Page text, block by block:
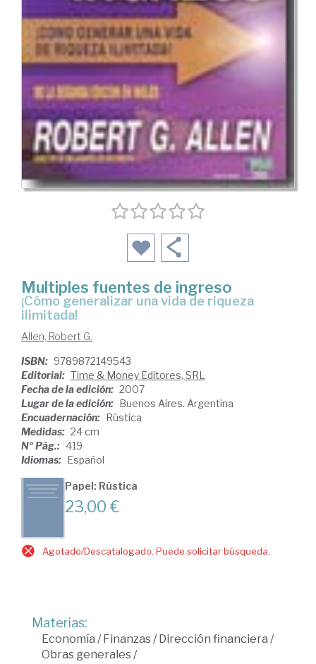
Multiples fuentes de ingreso
¡cómo generalizar una vida de riqueza
ilimitada!
Allen, Robert G.
ISBN: 9789872149543
Editorial: Time & Money Editores, SRL
Fecha de la edición: 2007
Lugar de la edición: Buenos Aires. Argentina
Encuadernación: Rústica
Medidas: 24 cm
Nº Pág.: 419
Idiomas: Español
Papel: Rústica
23,00 €
Agotado/Descatalogado. Puede solicitar búsqueda.
Materias:
Economía /Finanzas/Dirección financiera /
Obras generales/